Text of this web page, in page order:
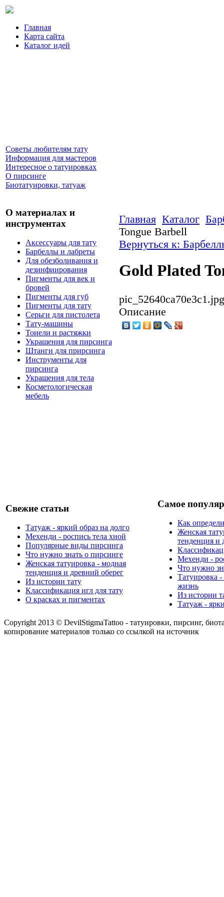
Главная
Карта сайта
Каталог идей
Советы любителям тату
Информация для мастеров
Интересное о татуировках
О пирсинге
Биотатуировки, татуаж
О материалах и
инструментах
Аксессуары для тату
Барбеллы и лабреты
Для обезболивания и
дезинфиирования
Пигменты для век и
бровей
Пигменты для губ
Пигменты для тату
Серьги для пистолета
Тату-машины
Тонели и растяжки
Украшения для пирсинга
Штанги для прирсинга
Инструменты для
пирсинга
Украшения для тела
Косметологическая
мебель
Главная Каталог
Tongue Barbell
Вернуться к:
Gold Plated
pic_52640ca70e3c1.jpg
Описание
Свежие статьи
Татуаж - яркий образ на долго
Мехенди - роспись тела хной
Популярные виды пирсинга
Что нужно знать о пирсинге
Женская татуировка - модная
тенденция и древний оберег
Из истории тату
Классификация игл для тату
О красках и пигментах
Самое
Как
Женская
тенденция и
Мехенди -
Что нужно
Татуировка
жизнь
Из истории
Татуаж -
Copyright 2013 © DevilStigmaTattoo - татуировки, пирсинг,
копирование материалов только со ссылкой на источник